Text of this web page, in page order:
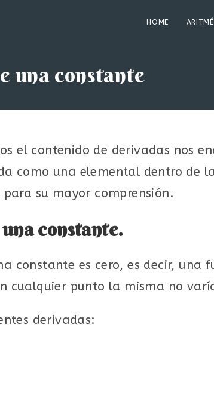
HOME
una constante
el contenido de derivadas nos
como una elemental dentro de
para su mayor comprensión.
constante.
constante es cero, es decir, una
cualquier punto la misma no
derivadas: